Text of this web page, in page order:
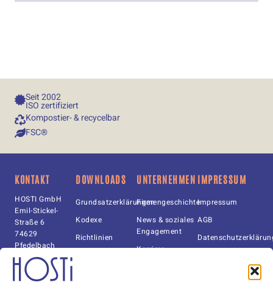
ISO zertifiziert
Seit 2002
Kompostier- & recycelbar​
FSC®
KONTAKT
HOSTI GmbH
Emil-Stickel-
Straße 6
74629
Pfedelbach
Tel. +49(0)
7941-6092-0
DOWNLOADS
Grundsatzerklärungen
Kodexe
Richtlinien
UNTERNEHMEN
Firmengeschichte
News & soziales
Engagement
Karriere
IMPRESSUM
Impressum
AGB